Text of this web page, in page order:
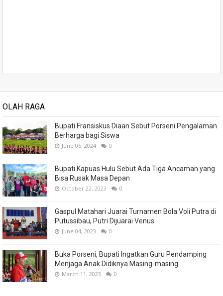
OLAH RAGA
Bupati Fransiskus Diaan Sebut Porseni Pengalaman
Berharga bagi Siswa
June 05, 2024 0
Bupati Kapuas Hulu Sebut Ada Tiga Ancaman yang
Bisa Rusak Masa Depan
October 22, 2023 0
Gaspul Matahari Juarai Turnamen Bola Voli Putra di
Putussibau, Putri Dijuarai Venus
June 04, 2023 0
Buka Porseni, Bupati Ingatkan Guru Pendamping
Menjaga Anak Didiknya Masing-masing
March 11, 2023 0